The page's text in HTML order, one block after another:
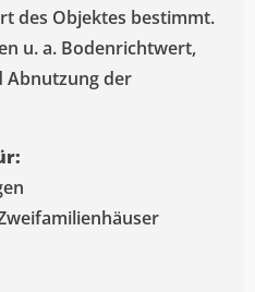
des Objektes bestimmt.
u. a. Bodenrichtwert,
Abnutzung der